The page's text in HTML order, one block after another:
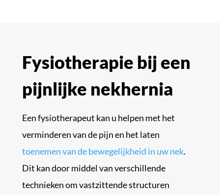
Fysiotherapie bij een
pijnlijke nekhernia
Een fysiotherapeut kan u helpen met het
verminderen van de pijn en het laten
toenemen van de bewegelijkheid in uw nek.
Dit kan door middel van verschillende
technieken om vastzittende structuren